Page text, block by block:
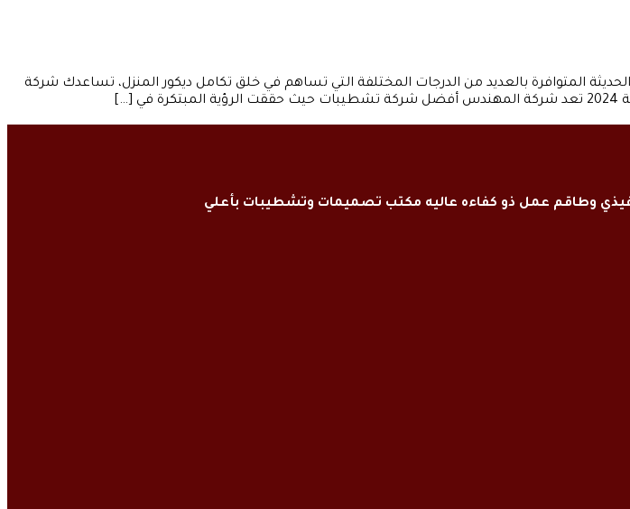
المتوافرة بالعديد من الدرجات المختلفة التي تساهم في خلق تكامل ديكور المنزل، تساعدك شركة
وطاقم عمل ذو كفاءه عاليه مكتب تصميمات وتشطيبات بأعلي